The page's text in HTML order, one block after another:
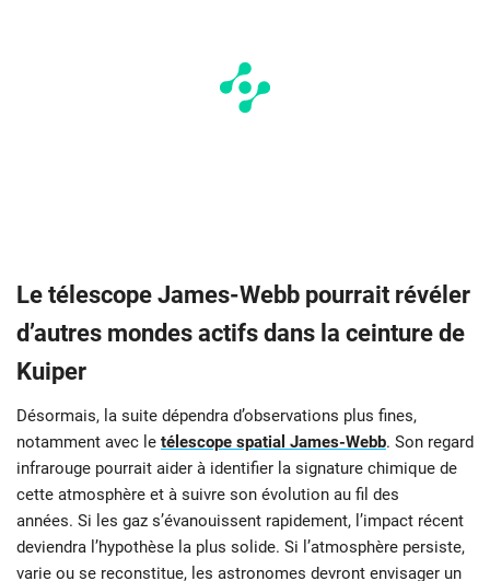
Le télescope James-Webb pourrait révéler
d’autres mondes actifs dans la ceinture de
Kuiper
Désormais, la suite dépendra d’observations plus fines,
notamment avec le télescope spatial James-Webb. Son regard
infrarouge pourrait aider à identifier la signature chimique de
cette atmosphère et à suivre son évolution au fil des
années. Si les gaz s’évanouissent rapidement, l’impact récent
deviendra l’hypothèse la plus solide. Si l’atmosphère persiste,
varie ou se reconstitue, les astronomes devront envisager un